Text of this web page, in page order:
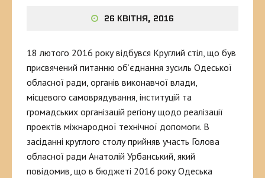
26 КВІТНЯ, 2016
18 лютого 2016 року відбувся Круглий стіл, що був
присвячений питанню об’єднання зусиль Одеської
обласної ради, органів виконавчої влади,
місцевого самоврядування, інституцій та
громадських організацій регіону щодо реалізації
проектів міжнародної технічної допомоги. В
засіданні круглого столу прийняв участь Голова
обласної ради Анатолій Урбанський, який
повідомив, що в бюджеті 2016 року Одеська